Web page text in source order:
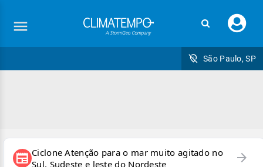
seu
São Paulo, SP
newspaper Ciclone Atenção para o mar muito agitado no
Sul, Sudeste e leste do Nordeste
arrow_forward